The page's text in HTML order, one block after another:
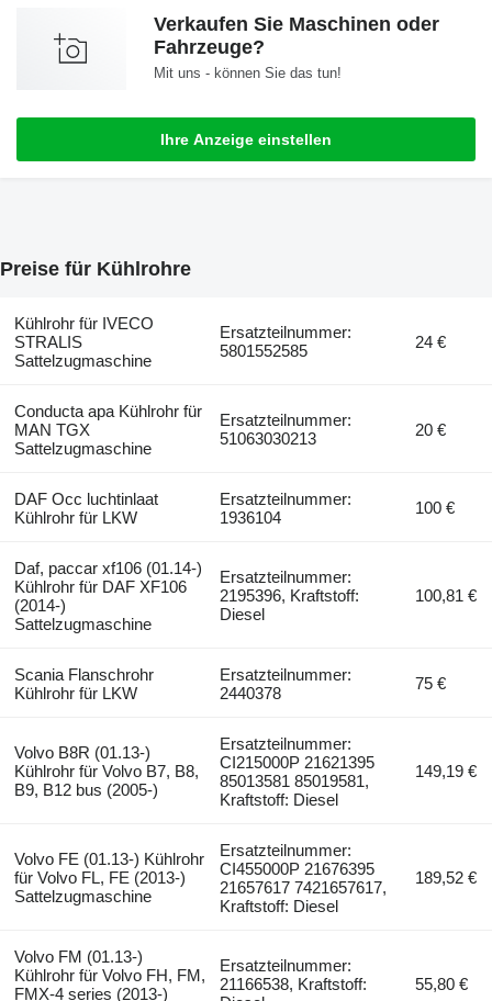
Verkaufen Sie Maschinen oder
Fahrzeuge?
Mit uns - können Sie das tun!
Ihre Anzeige einstellen
Preise für Kühlrohre
Kühlrohr für IVECO
STRALIS
Sattelzugmaschine
Ersatzteilnummer:
5801552585
24 €
Conducta apa Kühlrohr für
MAN TGX
Sattelzugmaschine
Ersatzteilnummer:
51063030213
20 €
DAF Occ luchtinlaat
Kühlrohr für LKW
Ersatzteilnummer:
1936104
100 €
Daf, paccar xf106 (01.14-)
Kühlrohr für DAF XF106
(2014-)
Sattelzugmaschine
Ersatzteilnummer:
2195396, Kraftstoff:
Diesel
100,81 €
Scania Flanschrohr
Kühlrohr für LKW
Ersatzteilnummer:
2440378
75 €
Volvo B8R (01.13-)
Kühlrohr für Volvo B7, B8,
B9, B12 bus (2005-)
Ersatzteilnummer:
CI215000P 21621395
85013581 85019581,
Kraftstoff: Diesel
149,19 €
Volvo FE (01.13-) Kühlrohr
für Volvo FL, FE (2013-)
Sattelzugmaschine
Ersatzteilnummer:
CI455000P 21676395
21657617 7421657617,
Kraftstoff: Diesel
189,52 €
Volvo FM (01.13-)
Kühlrohr für Volvo FH, FM,
FMX-4 series (2013-)
Ersatzteilnummer:
21166538, Kraftstoff:
55,80 €